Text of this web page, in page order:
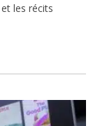
les récits